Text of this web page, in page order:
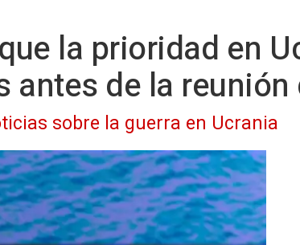
la prioridad en
antes de la
sobre la guerra en Ucrania